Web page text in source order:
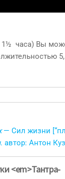
1½ часа) Вы
— Сил жизни
. автор: Антон
<em>Тантра-